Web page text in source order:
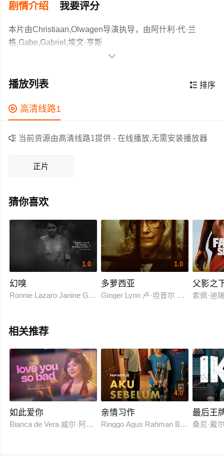
剧情介绍 我要评分
本片由Christiaan,Olwagen导演执导，由阿什利·代·兰
格,Gabe,Gabriel,埃文·亨斯
特
岩起伏、扣人心弦，领广大剧情片爱好者和观众们都期待
from her retirement home and goes on the run from both
Ian Roberts, Ashley De Lange, Luke Volker, Erica
Wessels, Amy Louise Wilson, Evan Hengst Movie is made
in South Africa.
作为一部 上映的剧情电影，在当期同类题材影片中具有一
定的看点，在演员表现和剧情架构上也都有不错的亮点，
剧情紧凑，角色塑造鲜明，适合喜欢剧情类电影的观众观

 排序
播放列表
 高清线路1
 当前资源由高清线路1提供 - 在线播放,无需安装播放器
正片
猜你喜欢
1.0
幻嗅
Ronnie Lazaro Janine Gutierrez Paul Jake Paule Hazel Orencio
1.0
多萝西亚
Ginger Lynn 卢·坦普尔 塞瑞尔·奥莱
父影之
索佩·迪
相关推荐
8.0
如此爱你
Bianca de Vera 威尔·阿什利·德莱昂
4.0
亲情习作
Ringgo Agus Rahman Bima Sena
最后王
桑尼·戴